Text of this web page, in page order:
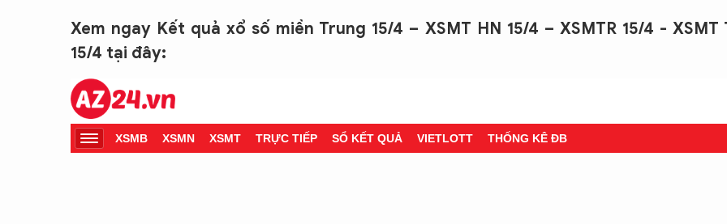
Xem ngay Kết quả xổ số miền Trung 15/4 – XSMT HN 15/4 – XSMTR 15/4 - XSMT
15/4 tại đây: